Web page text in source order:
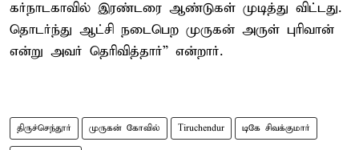
கர்நாடகாவில் இரண்டரை ஆண்டுகள் முடித்து விட்டது.
தொடர்ந்து ஆட்சி நடைபெற முருகன் அருள் புரிவான்
என்று அவர் தெரிவித்தார்” என்றார்.
திருச்செந்தூர் முருகன் கோவில் Tiruchendur டிகே சிவக்குமார்